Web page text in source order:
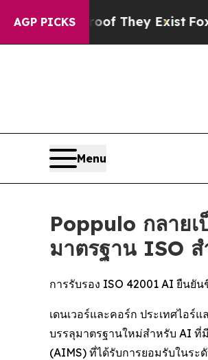
AGP PICKS
no Proof They ExistFox News
Menu
Poppulo กลาย
มาตรฐาน ISO
การรับรอง ISO 42001 AI ยืนยั
เดนเวอร์และคอร์ก ประเทศไอ
บรรลุมาตรฐานใหม่สำหรับ AI ที่
(AIMS) ที่ได้รับการยอมรับในระ